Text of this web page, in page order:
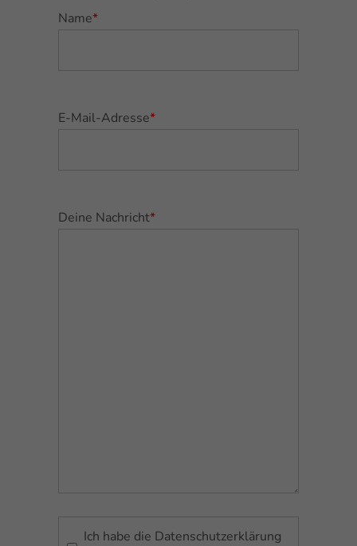
Name*
E-Mail-Adresse*
Deine Nachricht*
Ich habe die Datenschutzerklärung